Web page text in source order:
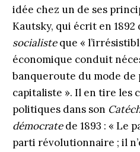
idée chez un de ses
Kautsky, qui écrit en 1892
socialisteque «
économique conduit
banqueroute du mode
capitaliste ». Il en tire les
politiques dans son
démocratede 1893 : « Le
parti révolutionnaire ; il